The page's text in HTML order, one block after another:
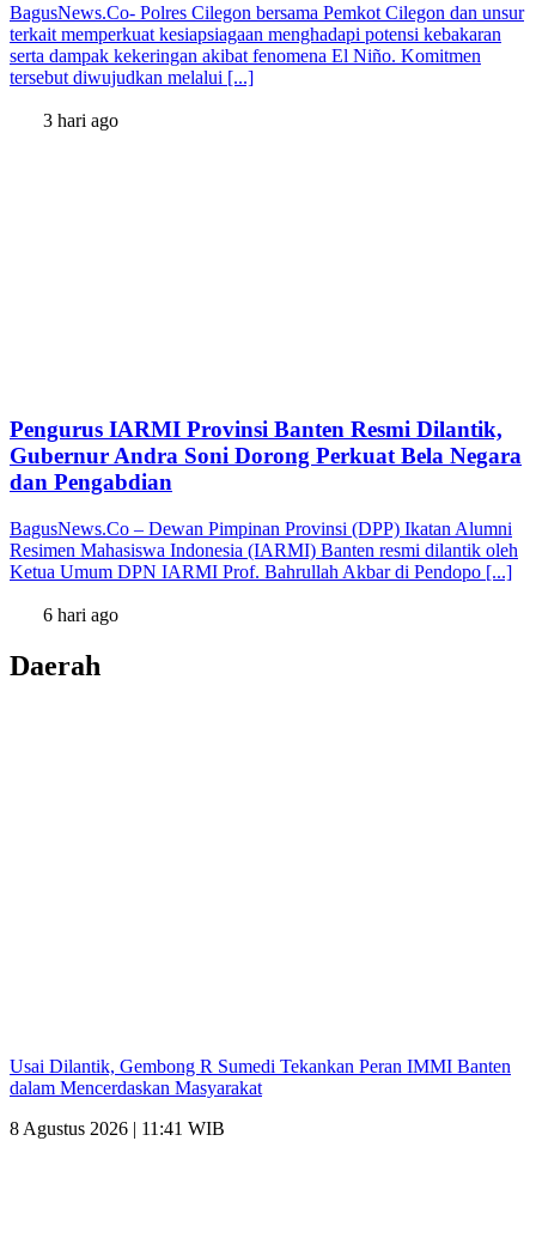
BagusNews.Co- Polres Cilegon bersama Pemkot Cilegon dan unsur
terkait memperkuat kesiapsiagaan menghadapi potensi kebakaran
serta dampak kekeringan akibat fenomena El Niño. Komitmen
tersebut diwujudkan melalui [...]
3 hari ago
Pengurus IARMI Provinsi Banten Resmi Dilantik,
Gubernur Andra Soni Dorong Perkuat Bela Negara
dan Pengabdian
BagusNews.Co – Dewan Pimpinan Provinsi (DPP) Ikatan Alumni
Resimen Mahasiswa Indonesia (IARMI) Banten resmi dilantik oleh
Ketua Umum DPN IARMI Prof. Bahrullah Akbar di Pendopo [...]
6 hari ago
Daerah
Usai Dilantik, Gembong R Sumedi Tekankan Peran IMMI Banten
dalam Mencerdaskan Masyarakat
8 Agustus 2026 | 11:41 WIB